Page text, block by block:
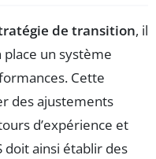
de transition, il
un système
Cette
des ajustements
d’expérience et
doit ainsi établir des